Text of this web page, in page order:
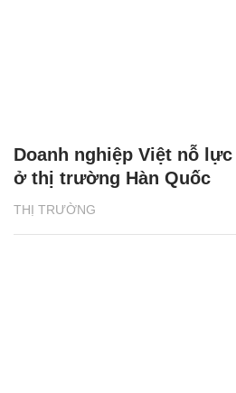
THỊ TRƯỜNG
Doanh nghiệp Việt nỗ lực
ở thị trường Hàn Quốc